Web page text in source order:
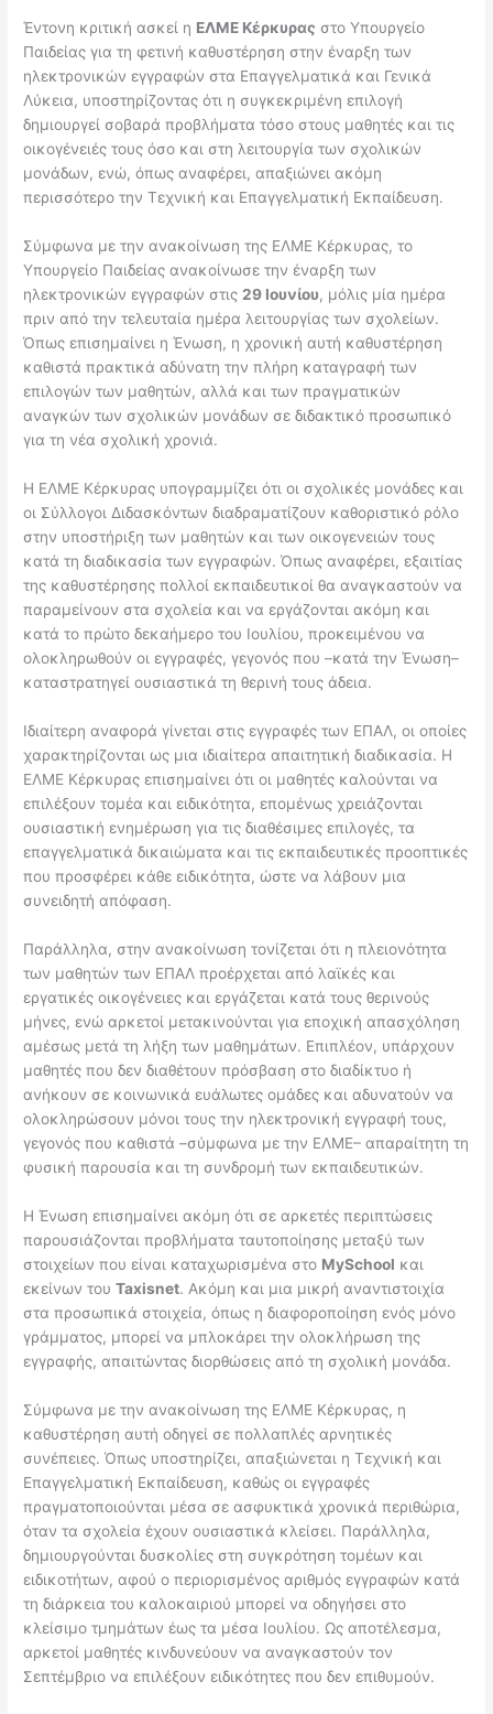
Έντονη κριτική ασκεί η ΕΛΜΕ Κέρκυρας στο Υπουργείο
Παιδείας για τη φετινή καθυστέρηση στην έναρξη των
ηλεκτρονικών εγγραφών στα Επαγγελματικά και Γενικά
Λύκεια, υποστηρίζοντας ότι η συγκεκριμένη επιλογή
δημιουργεί σοβαρά προβλήματα τόσο στους μαθητές και τις
οικογένειές τους όσο και στη λειτουργία των σχολικών
μονάδων, ενώ, όπως αναφέρει, απαξιώνει ακόμη
περισσότερο την Τεχνική και Επαγγελματική Εκπαίδευση.
Σύμφωνα με την ανακοίνωση της ΕΛΜΕ Κέρκυρας, το
Υπουργείο Παιδείας ανακοίνωσε την έναρξη των
ηλεκτρονικών εγγραφών στις29 Ιουνίου, μόλις μία ημέρα
πριν από την τελευταία ημέρα λειτουργίας των σχολείων.
Όπως επισημαίνει η Ένωση, η χρονική αυτή καθυστέρηση
καθιστά πρακτικά αδύνατη την πλήρη καταγραφή των
επιλογών των μαθητών, αλλά και των πραγματικών
αναγκών των σχολικών μονάδων σε διδακτικό προσωπικό
για τη νέα σχολική χρονιά.
Η ΕΛΜΕ Κέρκυρας υπογραμμίζει ότι οι σχολικές μονάδες και
οι Σύλλογοι Διδασκόντων διαδραματίζουν καθοριστικό ρόλο
στην υποστήριξη των μαθητών και των οικογενειών τους
κατά τη διαδικασία των εγγραφών. Όπως αναφέρει, εξαιτίας
της καθυστέρησης πολλοί εκπαιδευτικοί θα αναγκαστούν να
παραμείνουν στα σχολεία και να εργάζονται ακόμη και
κατά το πρώτο δεκαήμερο του Ιουλίου, προκειμένου να
ολοκληρωθούν οι εγγραφές, γεγονός που –κατά την Ένωση–
καταστρατηγεί ουσιαστικά τη θερινή τους άδεια.
Ιδιαίτερη αναφορά γίνεται στις εγγραφές των ΕΠΑΛ, οι οποίες
χαρακτηρίζονται ως μια ιδιαίτερα απαιτητική διαδικασία. Η
ΕΛΜΕ Κέρκυρας επισημαίνει ότι οι μαθητές καλούνται να
επιλέξουν τομέα και ειδικότητα, επομένως χρειάζονται
ουσιαστική ενημέρωση για τις διαθέσιμες επιλογές, τα
επαγγελματικά δικαιώματα και τις εκπαιδευτικές προοπτικές
που προσφέρει κάθε ειδικότητα, ώστε να λάβουν μια
συνειδητή απόφαση.
Παράλληλα, στην ανακοίνωση τονίζεται ότι η πλειονότητα
των μαθητών των ΕΠΑΛ προέρχεται από λαϊκές και
εργατικές οικογένειες και εργάζεται κατά τους θερινούς
μήνες, ενώ αρκετοί μετακινούνται για εποχική απασχόληση
αμέσως μετά τη λήξη των μαθημάτων. Επιπλέον, υπάρχουν
μαθητές που δεν διαθέτουν πρόσβαση στο διαδίκτυο ή
ανήκουν σε κοινωνικά ευάλωτες ομάδες και αδυνατούν να
ολοκληρώσουν μόνοι τους την ηλεκτρονική εγγραφή τους,
γεγονός που καθιστά –σύμφωνα με την ΕΛΜΕ– απαραίτητη τη
φυσική παρουσία και τη συνδρομή των εκπαιδευτικών.
Η Ένωση επισημαίνει ακόμη ότι σε αρκετές περιπτώσεις
παρουσιάζονται προβλήματα ταυτοποίησης μεταξύ των
στοιχείων που είναι καταχωρισμένα στο MySchool και
εκείνων τουTaxisnet. Ακόμη και μια μικρή αναντιστοιχία
στα προσωπικά στοιχεία, όπως η διαφοροποίηση ενός μόνο
γράμματος, μπορεί να μπλοκάρει την ολοκλήρωση της
εγγραφής, απαιτώντας διορθώσεις από τη σχολική μονάδα.
Σύμφωνα με την ανακοίνωση της ΕΛΜΕ Κέρκυρας, η
καθυστέρηση αυτή οδηγεί σε πολλαπλές αρνητικές
συνέπειες. Όπως υποστηρίζει, απαξιώνεται η Τεχνική και
Επαγγελματική Εκπαίδευση, καθώς οι εγγραφές
πραγματοποιούνται μέσα σε ασφυκτικά χρονικά περιθώρια,
όταν τα σχολεία έχουν ουσιαστικά κλείσει. Παράλληλα,
δημιουργούνται δυσκολίες στη συγκρότηση τομέων και
ειδικοτήτων, αφού ο περιορισμένος αριθμός εγγραφών κατά
τη διάρκεια του καλοκαιριού μπορεί να οδηγήσει στο
κλείσιμο τμημάτων έως τα μέσα Ιουλίου. Ως αποτέλεσμα,
αρκετοί μαθητές κινδυνεύουν να αναγκαστούν τον
Σεπτέμβριο να επιλέξουν ειδικότητες που δεν επιθυμούν.